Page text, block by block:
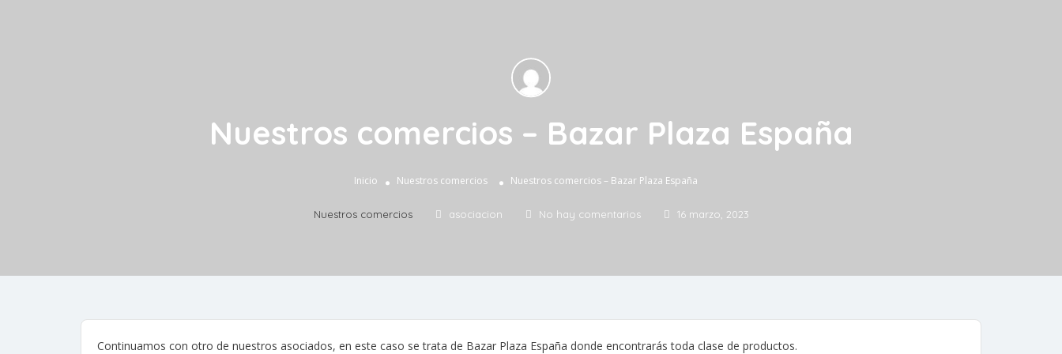
Nuestros comercios – Bazar Plaza España
Inicio Nuestros comercios Nuestros comercios – Bazar Plaza España
Nuestros comercios asociacion No hay comentarios 16 marzo, 2023
Continuamos con otro de nuestros asociados, en este caso se trata de Bazar Plaza España donde encontrarás toda clase de productos.